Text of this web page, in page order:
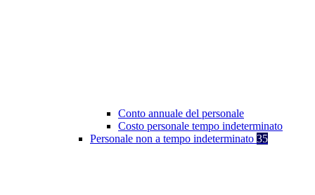
Conto annuale del personale
Costo personale tempo indeterminato
Personale non a tempo indeterminato 35